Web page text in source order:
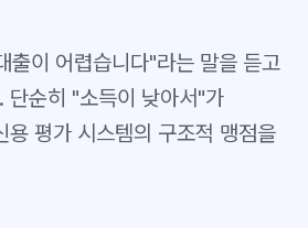
출이 어렵습니다"라는 말을 듣고
단순히 "소득이 낮아서"가
용 평가 시스템의 구조적 맹점을